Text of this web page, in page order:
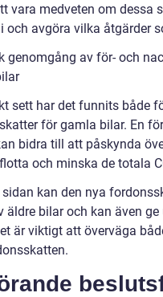
vara medveten om dessa
och avgöra vilka åtgärder
genomgång av för- och
sett har det funnits både
för gamla bilar. En
bidra till att påskynda
och minska de totala
kan den nya
äldre bilar och kan även
är viktigt att överväga